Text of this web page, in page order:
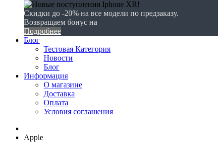
Скидки до -20% на все модели по предзаказу.
Возвращаем бонус на
Подробнее
Блог
Тестовая Категория
Новости
Блог
Информация
О магазине
Доставка
Оплата
Условия соглашения
Apple